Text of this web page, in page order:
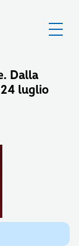
Dalla
24 luglio